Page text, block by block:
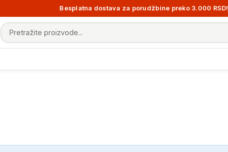
Besplatna dostava za porudžbine preko 3.000 RSD!
Pretraga proizvoda